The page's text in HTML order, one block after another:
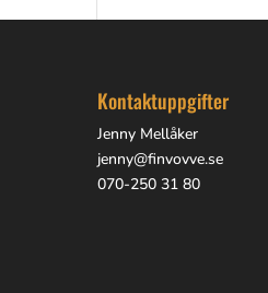
Kontaktuppgifter
Jenny Mellåker
jenny@finvovve.se
070-250 31 80